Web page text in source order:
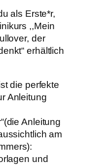
als Erste*r,
,,Mein
der
erhältlich
die perfekte
Anleitung
Anleitung
am
und